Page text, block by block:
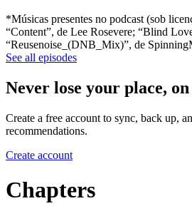
*Músicas presentes no podcast (sob
“Content”, de Lee Rosevere; “Blind
“Reusenoise_(DNB_Mix)”, de
See all episodes
Never lose your place,
Create a free account to sync, back up,
recommendations.
Create account
Chapters